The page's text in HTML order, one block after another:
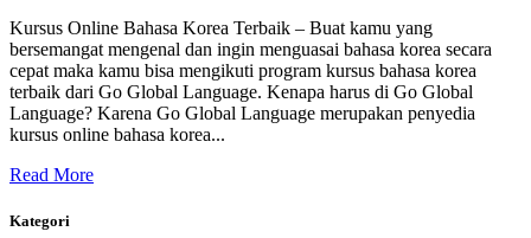
Kursus Online Bahasa Korea Terbaik – Buat kamu yang
bersemangat mengenal dan ingin menguasai bahasa korea secara
cepat maka kamu bisa mengikuti program kursus bahasa korea
terbaik dari Go Global Language. Kenapa harus di Go Global
Language? Karena Go Global Language merupakan penyedia
kursus online bahasa korea...
Read More
Kategori